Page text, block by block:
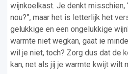
wijnkoelkast. Je denkt misschien,
nou?”, maar het is letterlijk het
gelukkige en een ongelukkige
warmte niet wegkan, gaat ie
wil je niet, toch? Zorg dus dat de
kan, net als jij je warmte kwijt wilt